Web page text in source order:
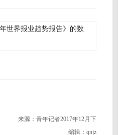
世界报业趋势报告》的数
来源：青年记者2017年12月下
编辑：qnjz